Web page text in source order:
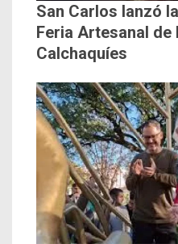
San Carlos lanzó
Feria Artesanal de
Calchaquíes